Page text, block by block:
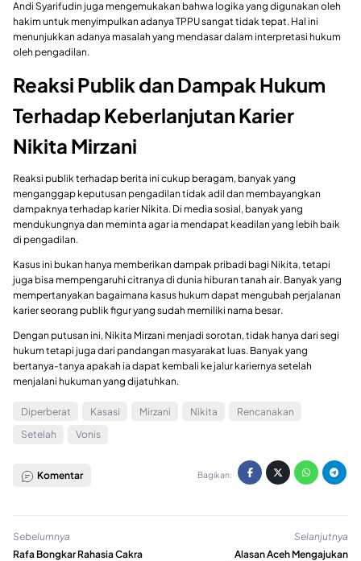
Andi Syarifudin juga mengemukakan bahwa logika yang digunakan oleh
hakim untuk menyimpulkan adanya TPPU sangat tidak tepat. Hal ini
menunjukkan adanya masalah yang mendasar dalam interpretasi hukum
oleh pengadilan.
Reaksi Publik dan Dampak Hukum
Terhadap Keberlanjutan Karier
Nikita Mirzani
Reaksi publik terhadap berita ini cukup beragam, banyak yang
menganggap keputusan pengadilan tidak adil dan membayangkan
dampaknya terhadap karier Nikita. Di media sosial, banyak yang
mendukungnya dan meminta agar ia mendapat keadilan yang lebih baik
di pengadilan.
Kasus ini bukan hanya memberikan dampak pribadi bagi Nikita, tetapi
juga bisa mempengaruhi citranya di dunia hiburan tanah air. Banyak yang
mempertanyakan bagaimana kasus hukum dapat mengubah perjalanan
karier seorang publik figur yang sudah memiliki nama besar.
Dengan putusan ini, Nikita Mirzani menjadi sorotan, tidak hanya dari segi
hukum tetapi juga dari pandangan masyarakat luas. Banyak yang
bertanya-tanya apakah ia dapat kembali ke jalur kariernya setelah
menjalani hukuman yang dijatuhkan.
Diperberat Kasasi Mirzani Nikita
Rencanakan
Setelah
Vonis
Komentar Bagikan:
Sebelumnya
Rafa Bongkar Rahasia Cakra
Selanjutnya
Alasan Aceh Mengajukan